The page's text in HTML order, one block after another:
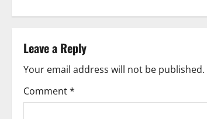
n
a
v
Leave a Reply
Your email address will not be published.
Comment*